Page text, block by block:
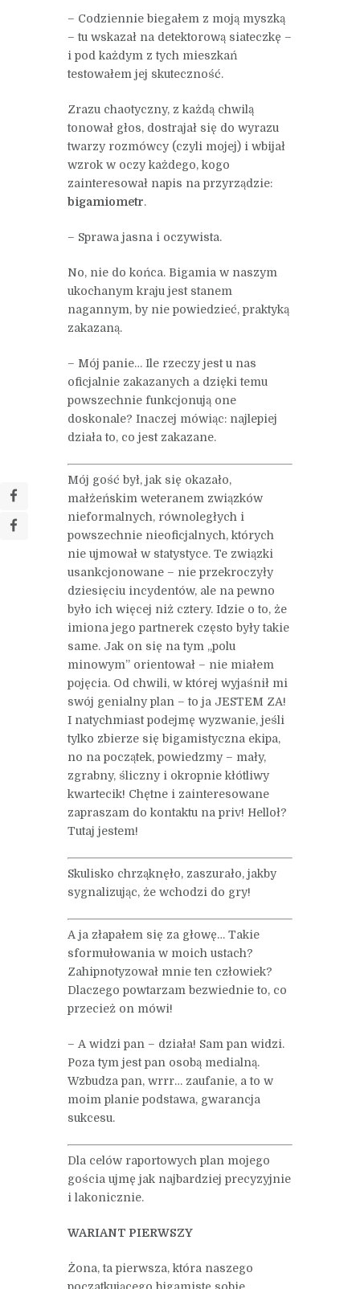
– Codziennie biegałem z moją myszką
– tu wskazał na detektorową siateczkę –
i pod każdym z tych mieszkań
testowałem jej skuteczność.
Zrazu chaotyczny, z każdą chwilą
tonował głos, dostrajał się do wyrazu
twarzy rozmówcy (czyli mojej) i wbijał
wzrok w oczy każdego, kogo
zainteresował napis na przyrządzie:
bigamiometr.
– Sprawa jasna i oczywista.
No, nie do końca. Bigamia w naszym
ukochanym kraju jest stanem
nagannym, by nie powiedzieć, praktyką
zakazaną.
– Mój panie… Ile rzeczy jest u nas
oficjalnie zakazanych a dzięki temu
powszechnie funkcjonują one
doskonale? Inaczej mówiąc: najlepiej
działa to, co jest zakazane.
Mój gość był, jak się okazało,
małżeńskim weteranem związków
nieformalnych, równoległych i
powszechnie nieoficjalnych, których
nie ujmował w statystyce. Te związki
usankcjonowane – nie przekroczyły
dziesięciu incydentów, ale na pewno
było ich więcej niż cztery. Idzie o to, że
imiona jego partnerek często były takie
same. Jak on się na tym „polu
minowym” orientował – nie miałem
pojęcia. Od chwili, w której wyjaśnił mi
swój genialny plan – to ja JESTEM ZA!
I natychmiast podejmę wyzwanie, jeśli
tylko zbierze się bigamistyczna ekipa,
no na początek, powiedzmy – mały,
zgrabny, śliczny i okropnie kłótliwy
kwartecik! Chętne i zainteresowane
zapraszam do kontaktu na priv! Helloł?
Tutaj jestem!
Skulisko chrząknęło, zaszurało, jakby
sygnalizując, że wchodzi do gry!
A ja złapałem się za głowę… Takie
sformułowania w moich ustach?
Zahipnotyzował mnie ten człowiek?
Dlaczego powtarzam bezwiednie to, co
przecież on mówi!
– A widzi pan – działa! Sam pan widzi.
Poza tym jest pan osobą medialną.
Wzbudza pan, wrrr… zaufanie, a to w
moim planie podstawa, gwarancja
sukcesu.
Dla celów raportowych plan mojego
gościa ujmę jak najbardziej precyzyjnie
i lakonicznie.
WARIANT PIERWSZY
Żona, ta pierwsza, która naszego